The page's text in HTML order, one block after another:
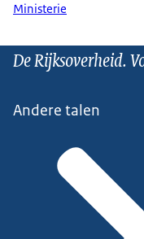
Ministerie
De Rijksoverheid.
Andere talen